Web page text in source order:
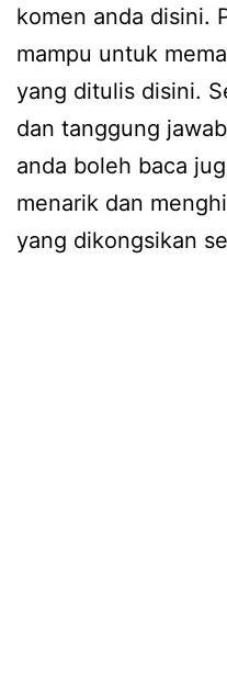
komen anda disini.
mampu untuk
yang ditulis disini.
dan tanggung
anda boleh baca
menarik dan
yang dikongsikan